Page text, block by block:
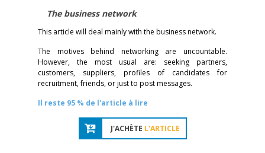
The business network
This article will deal mainly with the business network.
The motives behind networking are uncountable.
However, the most usual are: seeking partners,
customers, suppliers, profiles of candidates for
recruitment, friends, or just to post messages.
Il reste 95 % de l'article à lire
J'ACHÈTE L'ARTICLE